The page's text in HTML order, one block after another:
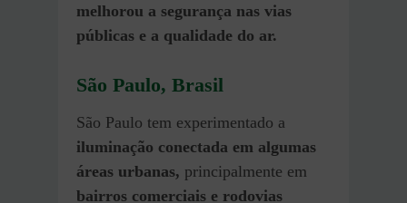
melhorou a segurança nas vias
públicas e a qualidade do ar.
São Paulo, Brasil
São Paulo tem experimentado a
iluminação conectada em algumas
áreas urbanas, principalmente em
bairros comerciais e rodovias